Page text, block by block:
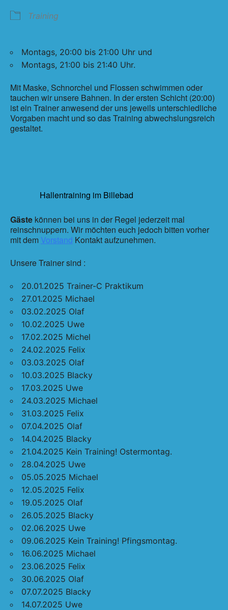
Training
Montags, 20:00 bis 21:00 Uhr und
Montags, 21:00 bis 21:40 Uhr.
Mit Maske, Schnorchel und Flossen schwimmen oder
tauchen wir unsere Bahnen. In der ersten Schicht (20:00)
ist ein Trainer anwesend der uns jeweils unterschiedliche
Vorgaben macht und so das Training abwechslungsreich
gestaltet.
Hallentraining im Billebad
Gäste können bei uns in der Regel jederzeit mal
reinschnuppern. Wir möchten euch jedoch bitten vorher
mit dem Vorstand Kontakt aufzunehmen.
Unsere Trainer sind :
20.01.2025 Trainer-C Praktikum
27.01.2025 Michael
03.02.2025 Olaf
10.02.2025 Uwe
17.02.2025 Michel
24.02.2025 Felix
03.03.2025 Olaf
10.03.2025 Blacky
17.03.2025 Uwe
24.03.2025 Michael
31.03.2025 Felix
07.04.2025 Olaf
14.04.2025 Blacky
21.04.2025 Kein Training! Ostermontag.
28.04.2025 Uwe
05.05.2025 Michael
12.05.2025 Felix
19.05.2025 Olaf
26.05.2025 Blacky
02.06.2025 Uwe
09.06.2025 Kein Training! Pfingsmontag.
16.06.2025 Michael
23.06.2025 Felix
30.06.2025 Olaf
07.07.2025 Blacky
14.07.2025 Uwe